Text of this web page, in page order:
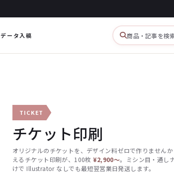
データ入稿 商品・記事を検
TICKET
チケット印刷
オリジナルのチケットを、デザイン料ゼロで作りません
えるチケット印刷が、100枚¥2,900〜。ミシン目・通し
けで Illustrator なしでも最短翌営業日発送します。